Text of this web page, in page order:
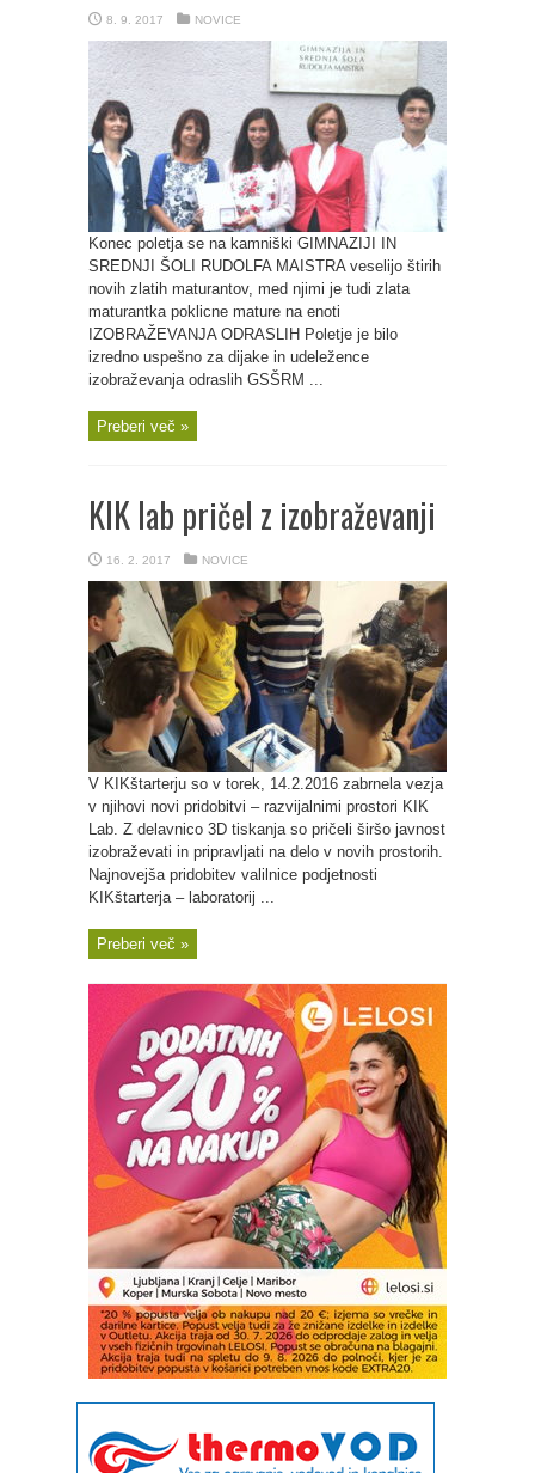
8. 9. 2017 NOVICE
Konec poletja se na kamniški GIMNAZIJI IN
SREDNJI ŠOLI RUDOLFA MAISTRA veselijo štirih
novih zlatih maturantov, med njimi je tudi zlata
maturantka poklicne mature na enoti
IZOBRAŽEVANJA ODRASLIH Poletje je bilo
izredno uspešno za dijake in udeležence
izobraževanja odraslih GSŠRM ...
Preberi več »
KIK lab pričel z izobraževanji
16. 2. 2017 NOVICE
V KIKštarterju so v torek, 14.2.2016 zabrnela vezja
v njihovi novi pridobitvi – razvijalnimi prostori KIK
Lab. Z delavnico 3D tiskanja so pričeli širšo javnost
izobraževati in pripravljati na delo v novih prostorih.
Najnovejša pridobitev valilnice podjetnosti
KIKštarterja – laboratorij ...
Preberi več »